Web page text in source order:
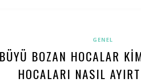
GENEL
BOZAN HOCALAR
HOCALARI NASIL